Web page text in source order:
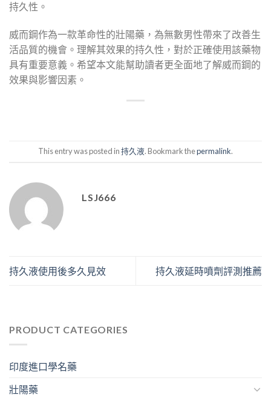
持久性。
威而鋼作為一款革命性的壯陽藥，為無數男性帶來了改善生
活品質的機會。理解其效果的持久性，對於正確使用該藥物
具有重要意義。希望本文能幫助讀者更全面地了解威而鋼的
效果與影響因素。
This entry was posted in持久液. Bookmark thepermalink.
LSJ666
持久液使用後多久見效 持久液延時噴劑評測推薦
PRODUCT CATEGORIES
印度進口學名藥
壯陽藥